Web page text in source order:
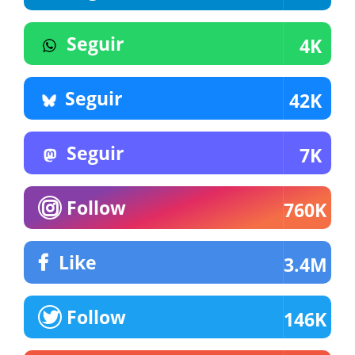
Seguir 4K
Seguir 42K
Seguir 7K
Follow 760K
Like 3.4M
Follow 146K